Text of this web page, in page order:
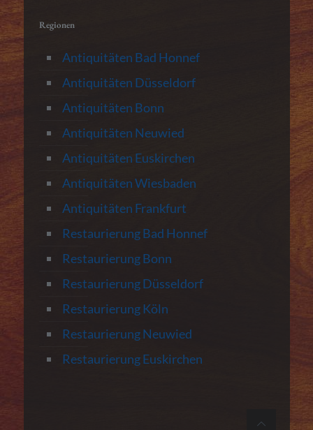
Regionen
Antiquitäten Bad Honnef
Antiquitäten Düsseldorf
Antiquitäten Bonn
Antiquitäten Neuwied
Antiquitäten Euskirchen
Antiquitäten Wiesbaden
Antiquitäten Frankfurt
Restaurierung Bad Honnef
Restaurierung Bonn
Restaurierung Düsseldorf
Restaurierung Köln
Restaurierung Neuwied
Restaurierung Euskirchen